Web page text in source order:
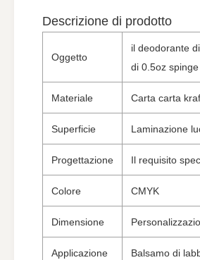
Descrizione di prodotto
Oggetto
il deodorante
di 0.5oz
Materiale Carta carta
Superficie Laminazione
Progettazione Il requisito
Colore CMYK
Dimensione
Applicazione Balsamo di